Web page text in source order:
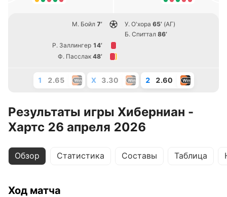
М. Бойл 7’ У. О'хора 65’ (АГ)
Б. Спиттал 86’
Р. Заллингер 14’
Ф. Пасслак 48’
1 2.65 X 3.30 2 2.60
Результаты игры Хиберниан -
Хартс 26 апреля 2026
Обзор Статистика Составы Таблица
Ход матча